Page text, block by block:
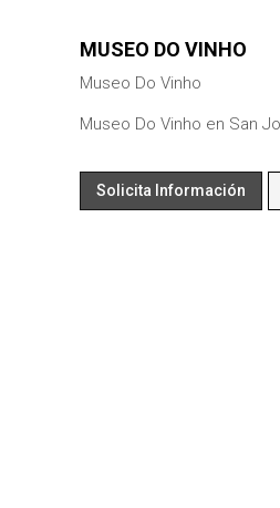
MUSEO DO VINHO
Museo Do Vinho
Museo Do Vinho en San
Solicita Información